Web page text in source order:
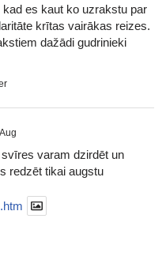
es kaut ko uzrakstu par
krītas vairākas reizes.
dažādi gudrinieki
varam dzirdēt un
redzēt tikai augstu